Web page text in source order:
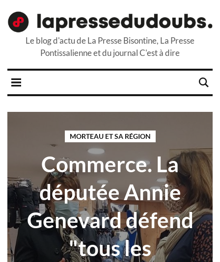
Le blog d'actu de La Presse Bisontine, La Presse
Pontissalienne et du journal C'est à dire
MORTEAU ET SA RÉGION
Commerce. La
députée Annie
Genevard défend
"tous les